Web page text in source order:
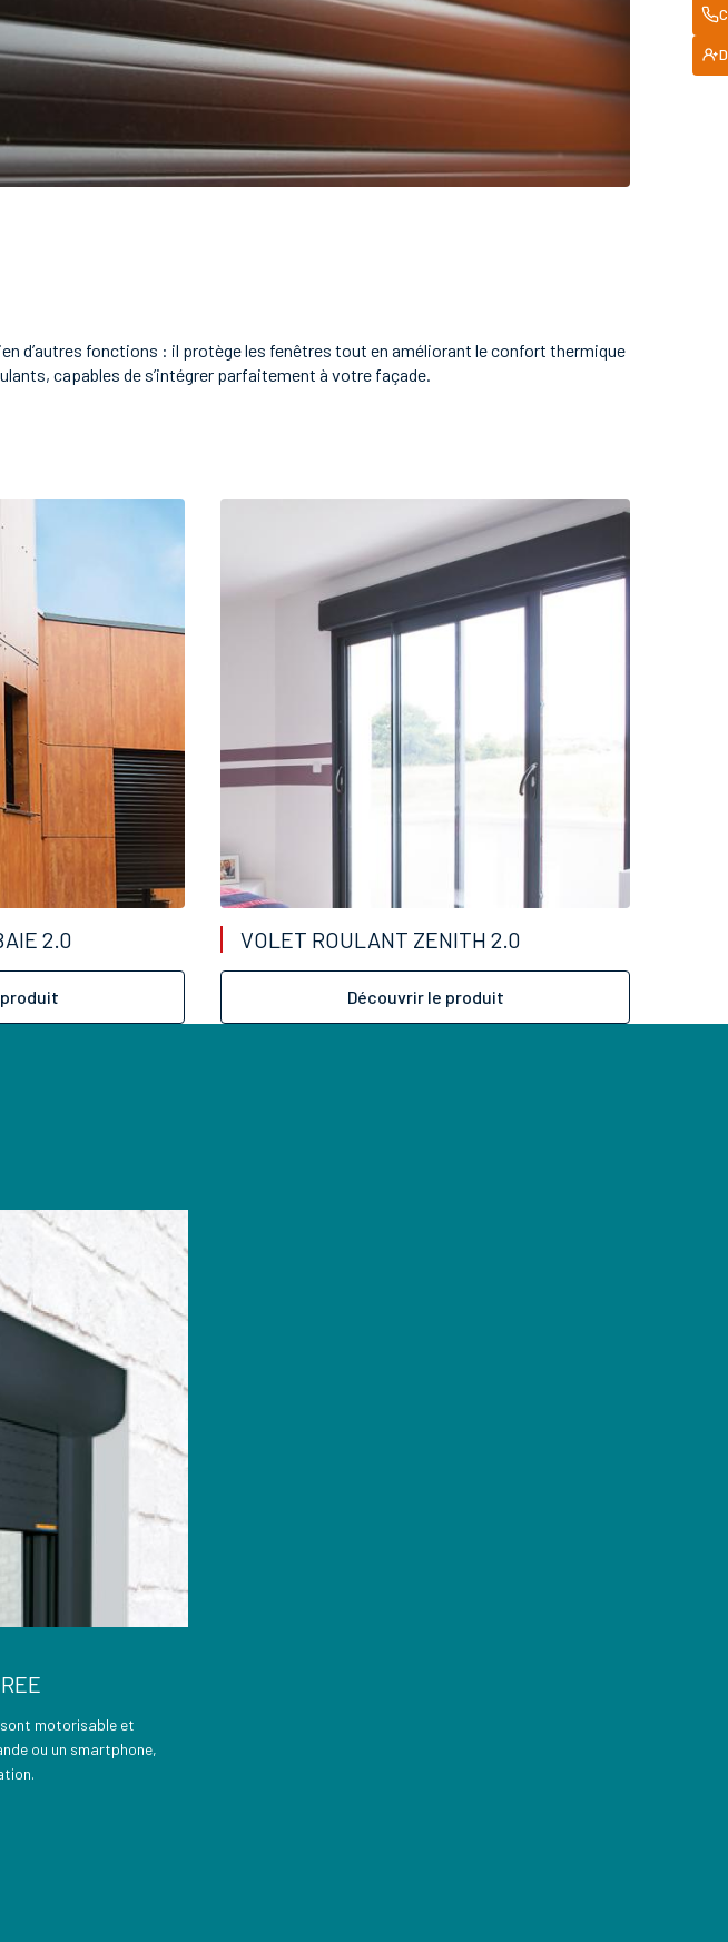
d’autres fonctions : il protège les fenêtres tout en améliorant le confort thermique
capables de s’intégrer parfaitement à votre façade.
2.0 VOLET ROULANT ZENITH 2.0
Découvrir le produit
motorisable et
ou un smartphone,